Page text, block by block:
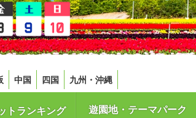
中国 四国 九州・沖縄
トランキング 遊園地・テーマパーク